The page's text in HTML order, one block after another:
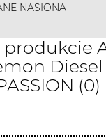
NASIONA
produkcie
Diesel
(0)